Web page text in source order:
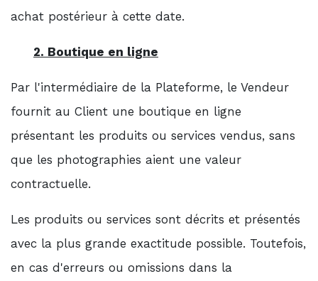
achat postérieur à cette date.
2. Boutique en ligne
Par l'intermédiaire de la Plateforme, le Vendeur
fournit au Client une boutique en ligne
présentant les produits ou services vendus, sans
que les photographies aient une valeur
contractuelle.
Les produits ou services sont décrits et présentés
avec la plus grande exactitude possible. Toutefois,
en cas d'erreurs ou omissions dans la